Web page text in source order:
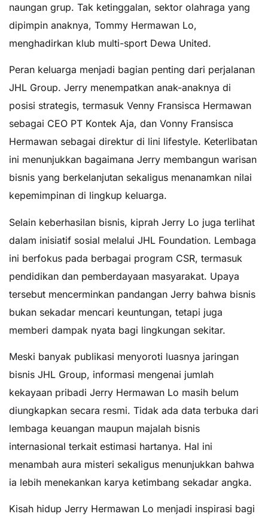
naungan grup. Tak ketinggalan, sektor olahraga yang
dipimpin anaknya, Tommy Hermawan Lo,
menghadirkan klub multi-sport Dewa United.
Peran keluarga menjadi bagian penting dari perjalanan
JHL Group. Jerry menempatkan anak-anaknya di
posisi strategis, termasuk Venny Fransisca Hermawan
sebagai CEO PT Kontek Aja, dan Vonny Fransisca
Hermawan sebagai direktur di lini lifestyle. Keterlibatan
ini menunjukkan bagaimana Jerry membangun warisan
bisnis yang berkelanjutan sekaligus menanamkan nilai
kepemimpinan di lingkup keluarga.
Selain keberhasilan bisnis, kiprah Jerry Lo juga terlihat
dalam inisiatif sosial melalui JHL Foundation. Lembaga
ini berfokus pada berbagai program CSR, termasuk
pendidikan dan pemberdayaan masyarakat. Upaya
tersebut mencerminkan pandangan Jerry bahwa bisnis
bukan sekadar mencari keuntungan, tetapi juga
memberi dampak nyata bagi lingkungan sekitar.
Meski banyak publikasi menyoroti luasnya jaringan
bisnis JHL Group, informasi mengenai jumlah
kekayaan pribadi Jerry Hermawan Lo masih belum
diungkapkan secara resmi. Tidak ada data terbuka dari
lembaga keuangan maupun majalah bisnis
internasional terkait estimasi hartanya. Hal ini
menambah aura misteri sekaligus menunjukkan bahwa
ia lebih menekankan karya ketimbang sekadar angka.
Kisah hidup Jerry Hermawan Lo menjadi inspirasi bagi